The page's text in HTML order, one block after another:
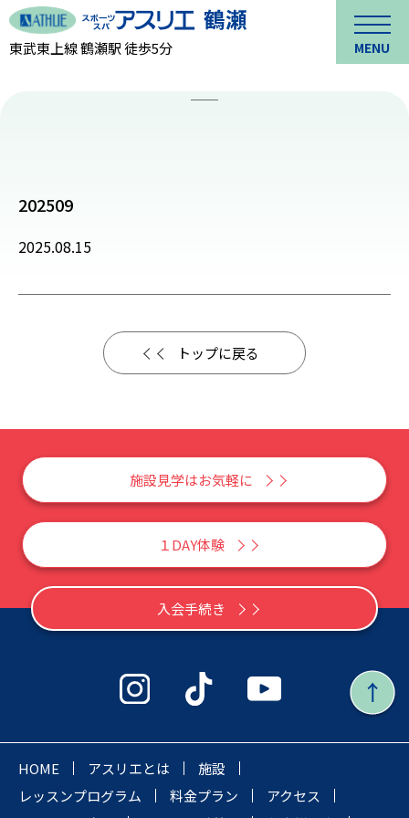
東武東上線 鶴瀬駅 徒歩5分 MENU
202509
2025.08.15
トップに戻る
施設見学はお気軽に
１DAY体験
入会手続き
HOME アスリエとは
施設
レッスンプログラム
料金プラン
アクセス